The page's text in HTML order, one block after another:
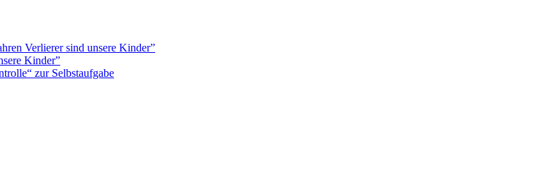
Verlierer sind unsere Kinder”
Kinder”
zur Selbstaufgabe